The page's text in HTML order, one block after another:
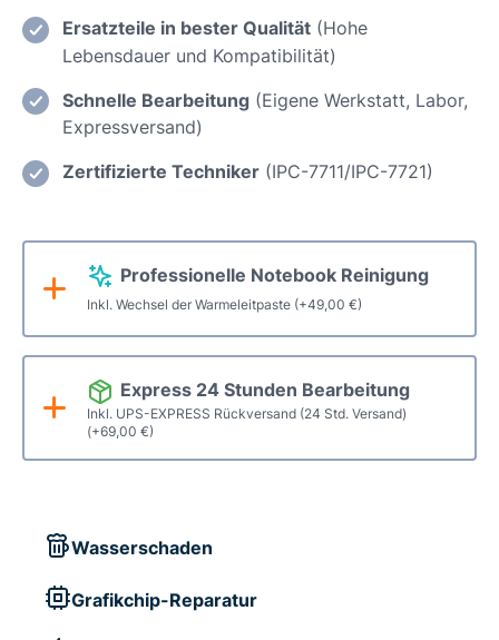
Professionelle Notebook Reinigung
Inkl. Wechsel der Warmeleitpaste (+49,00 €)
Express 24 Stunden Bearbeitung
Inkl. UPS-EXPRESS Rückversand (24 Std. Versand)
(+69,00 €)
14"
Kurzschluss,
Stromversorgung
Reparatur
Menge
Ersatzteile in bester Qualität (Hohe
Lebensdauer und Kompatibilität)
Schnelle Bearbeitung (Eigene Werkstatt, Labor,
Expressversand)
Zertifizierte Techniker (IPC-7711/IPC-7721)
Wasserschaden
Grafikchip-Reparatur